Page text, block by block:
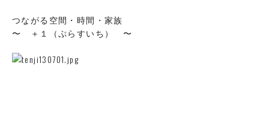
つながる空間・時間・家族
〜 ＋１（ぷらすいち） 〜